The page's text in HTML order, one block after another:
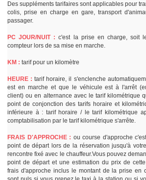
Des suppléments tarifaires sont applicables pour
colis, prise en charge en gare, transport
passager.
PC JOUR/NUIT : c'est la prise en charge, soit
compteur lors de sa mise en marche.
KM : tarif pour un kilomètre
HEURE : tarif horaire, il s'enclenche
est en marche et que le véhicule est à l'arrêt
client) ou en alternance avec le tarif kilométrique
point de conjonction des tarifs horaire et
inférieure à : tarif horaire / le tarif kilométrique
comptabilisation par le tarif kilométrique s'arrête.
FRAIS D'APPROCHE : ou course d'approche
point de départ lors de la réservation jusqu'à
rencontre fixé avec le chauffeur.Vous pouvez
point de départ et une estimation du prix de
frais d'approche inclus le montant de la prise en